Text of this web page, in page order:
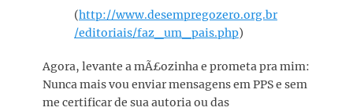
(http://www.desempregozero.org.br
/editoriais/faz_um_pais.php)
Agora, levante a mÃ£ozinha e prometa pra mim:
Nunca mais vou enviar mensagens em PPS e sem
me certificar de sua autoria ou das